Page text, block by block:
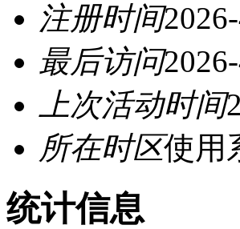
注册时间
最后访问
上次活动时间
所在时区使用
统计信息